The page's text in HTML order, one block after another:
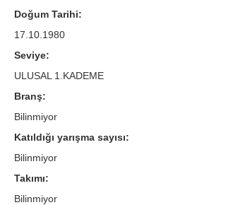
Doğum Tarihi:
17.10.1980
Seviye:
ULUSAL 1.KADEME
Branş:
Bilinmiyor
Katıldığı yarışma sayısı:
Bilinmiyor
Takımı:
Bilinmiyor